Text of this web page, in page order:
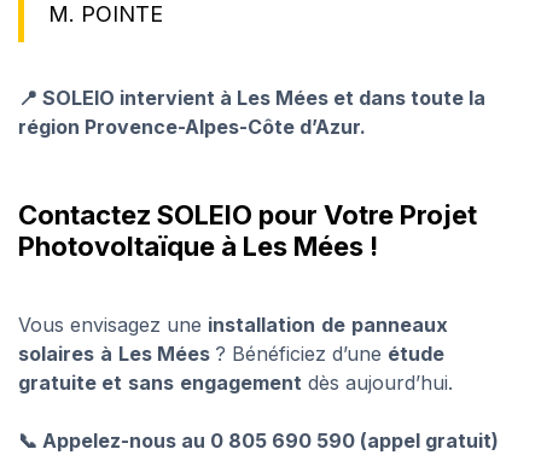
M. POINTE
📍 SOLEIO intervient à Les Mées et dans toute la
région Provence-Alpes-Côte d’Azur.
Contactez SOLEIO pour Votre Projet
Photovoltaïque à Les Mées !
Vous envisagez une installation de panneaux
solaires à Les Mées ? Bénéficiez d’une étude
gratuite et sans engagement dès aujourd’hui.
📞 Appelez-nous au 0 805 690 590 (appel gratuit)